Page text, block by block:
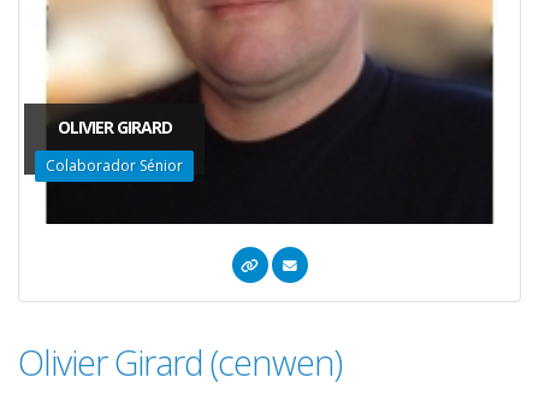
OLIVIER GIRARD
Colaborador Sénior
Olivier Girard (cenwen)